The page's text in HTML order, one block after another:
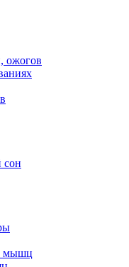
ожогов
сон
мышц